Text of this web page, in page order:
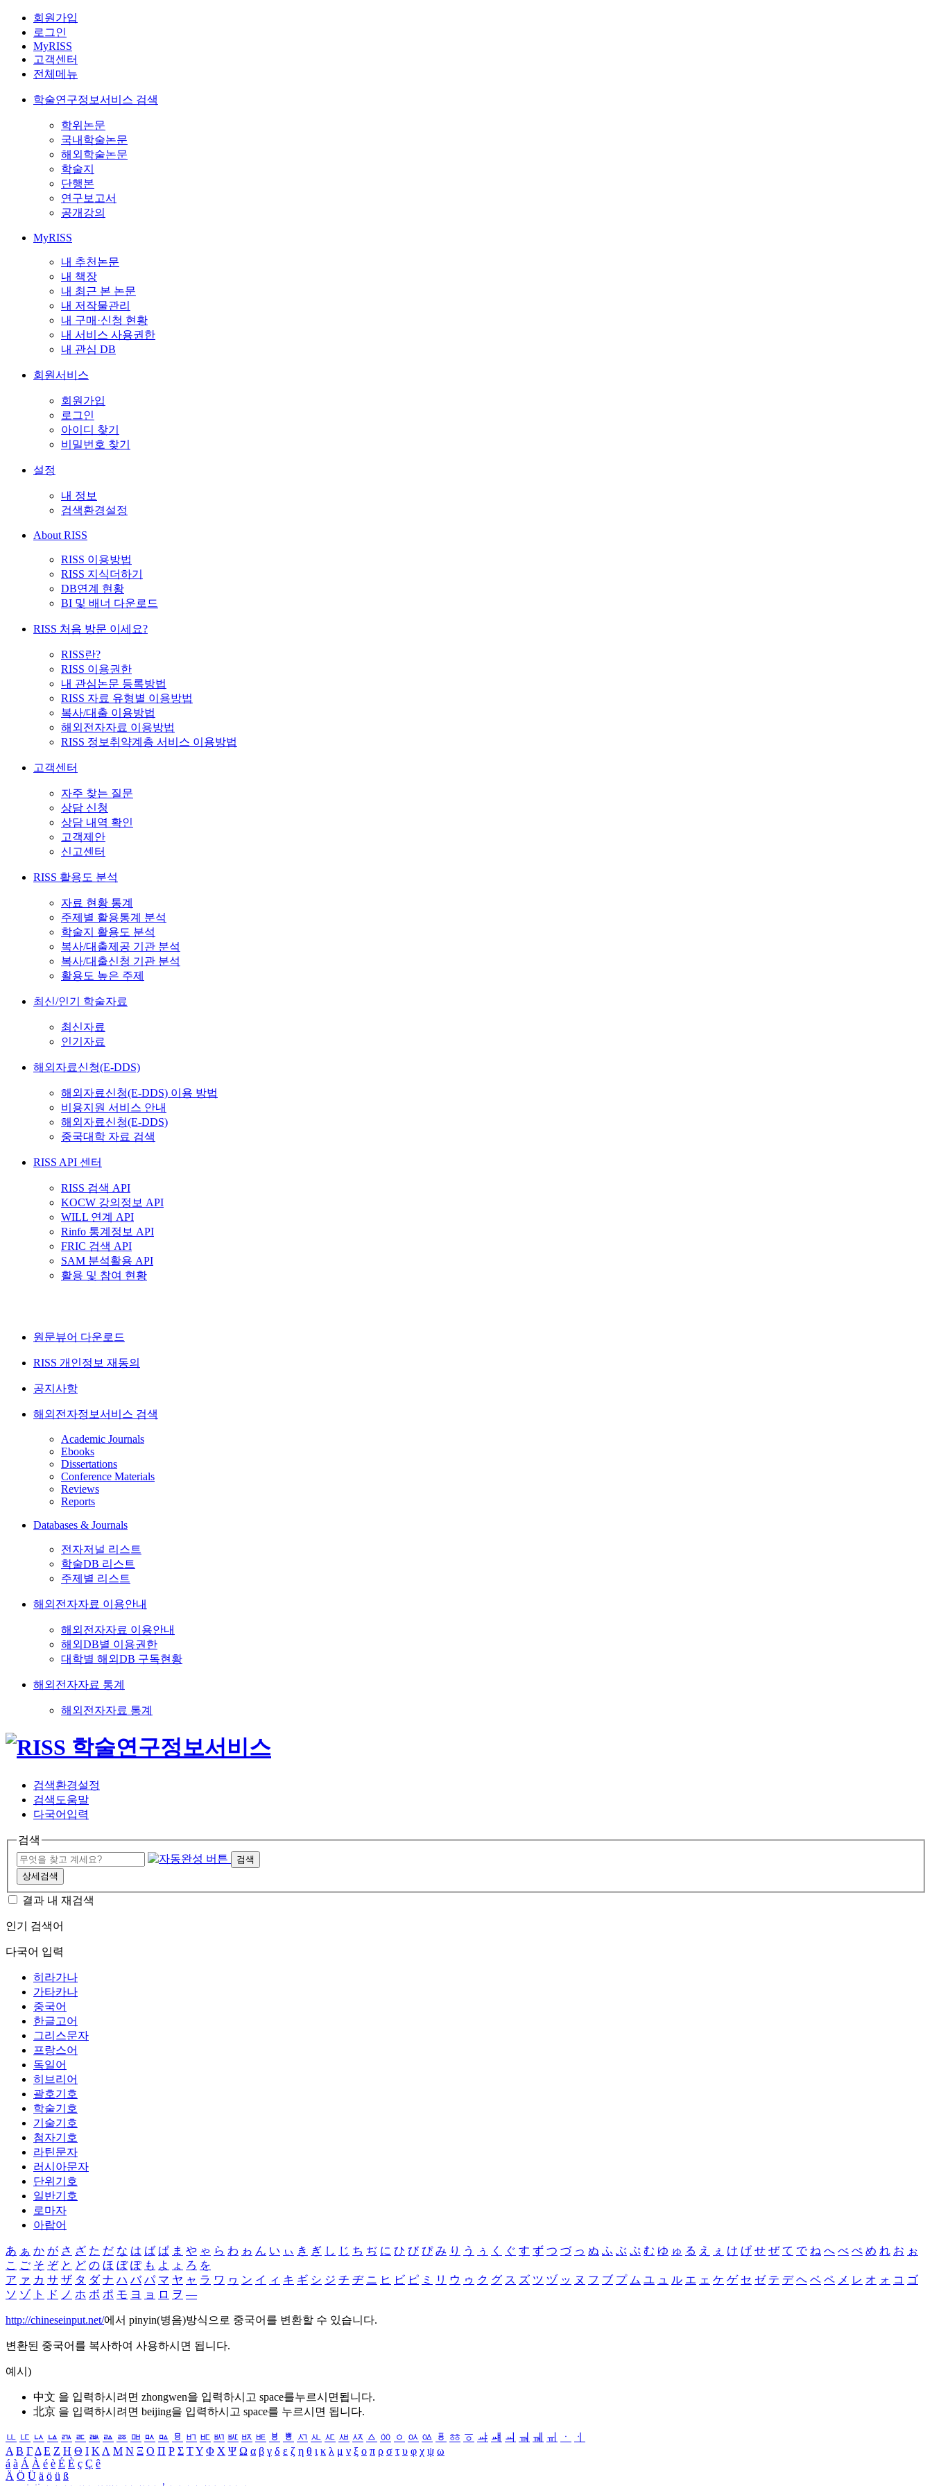
회원가입
로그인
MyRISS
고객센터
전체메뉴
학술연구정보서비스 검색
학위논문
국내학술논문
해외학술논문
학술지
단행본
연구보고서
공개강의
MyRISS
내 추천논문
내 책장
내 최근 본 논문
내 저작물관리
내 구매·신청 현황
내 서비스 사용권한
내 관심 DB
회원서비스
회원가입
로그인
아이디 찾기
비밀번호 찾기
설정
내 정보
검색환경설정
About RISS
RISS 이용방법
RISS 지식더하기
DB연계 현황
BI 및 배너 다운로드
RISS 처음 방문 이세요?
RISS란?
RISS 이용권한
내 관심논문 등록방법
RISS 자료 유형별 이용방법
복사/대출 이용방법
해외전자자료 이용방법
RISS 정보취약계층 서비스 이용방법
고객센터
자주 찾는 질문
상담 신청
상담 내역 확인
고객제안
신고센터
RISS 활용도 분석
자료 현황 통계
주제별 활용통계 분석
학술지 활용도 분석
복사/대출제공 기관 분석
복사/대출신청 기관 분석
활용도 높은 주제
최신/인기 학술자료
최신자료
인기자료
해외자료신청(E-DDS)
해외자료신청(E-DDS) 이용 방법
비용지원 서비스 안내
해외자료신청(E-DDS)
중국대학 자료 검색
RISS API 센터
RISS 검색 API
KOCW 강의정보 API
WILL 연계 API
Rinfo 통계정보 API
FRIC 검색 API
SAM 분석활용 API
활용 및 참여 현황
원문뷰어 다운로드
RISS 개인정보 재동의
공지사항
해외전자정보서비스 검색
Academic Journals
Ebooks
Dissertations
Conference Materials
Reviews
Reports
Databases & Journals
전자저널 리스트
학술DB 리스트
주제별 리스트
해외전자자료 이용안내
해외전자자료 이용안내
해외DB별 이용권한
대학별 해외DB 구독현황
해외전자자료 통계
해외전자자료 통계
검색환경설정
검색도움말
다국어입력
검색
검색
상세검색
결과 내 재검색
인기 검색어
다국어 입력
히라가나
가타카나
중국어
한글고어
그리스문자
프랑스어
독일어
히브리어
괄호기호
학술기호
기술기호
첨자기호
라틴문자
러시아문자
단위기호
일반기호
로마자
아랍어
あ ぁ か が さ ざ た だ な は ば ぱ ま や ゃ ら わ ゎ ん い ぃ き ぎ し じ ち ぢ に ひ び ぴ み り う ぅ く ぐ す ず つ づ っ ぬ ふ ぶ ぷ む ゆ ゅ る え ぇ け げ せ ぜ て で ね へ べ ぺ め れ お ぉ
こ ご そ ぞ と ど の ほ ぼ ぽ も よ ょ ろ を
ア ァ カ サ ザ タ ダ ナ ハ バ パ マ ヤ ャ ラ ワ ヮ ン イ ィ キ ギ シ ジ チ ヂ ニ ヒ ビ ピ ミ リ ウ ゥ ク グ ス ズ ツ ヅ ッ ヌ フ ブ プ ム ユ ュ ル エ ェ ケ ゲ セ ゼ テ デ ヘ ベ ペ メ レ オ ォ コ ゴ
ソ ゾ ト ド ノ ホ ボ ポ モ ヨ ョ ロ ヲ ―
http://chineseinput.net/에서 pinyin(병음)방식으로 중국어를 변환할 수 있습니다.
변환된 중국어를 복사하여 사용하시면 됩니다.
예시)
中文 을 입력하시려면 zhongwen을 입력하시고 space를누르시면됩니다.
北京 을 입력하시려면 beijing을 입력하시고 space를 누르시면 됩니다.
ㅥ ㅦ ㅧ ㅨ ㅩ ㅪ ㅫ ㅬ ㅭ ㅮ ㅯ ㅰ ㅱ ㅲ ㅳ ㅴ ㅵ ㅶ ㅷ ㅸ ㅹ ㅺ ㅻ ㅼ ㅽ ㅾ ㅿ ㆀ ㆁ ㆂ ㆃ ㆄ ㆅ ㆆ ㆇ ㆈ ㆉ ㆊ ㆋ ㆌ ㆍ
ㆎ
Α Β ΓΔ Ε Ζ Η Θ Ι ΚΛ Μ Ν Ξ Ο Π Ρ Σ ΤΥ Φ Χ Ψ Ω α β γ δ ε ζ η θ ι κ λ μ ν ξ ο π ρ σ τ υ φ χ ψ ω
á à Á À é è É È ç Ç ê
Ä Ö Ü ä ö ü ß